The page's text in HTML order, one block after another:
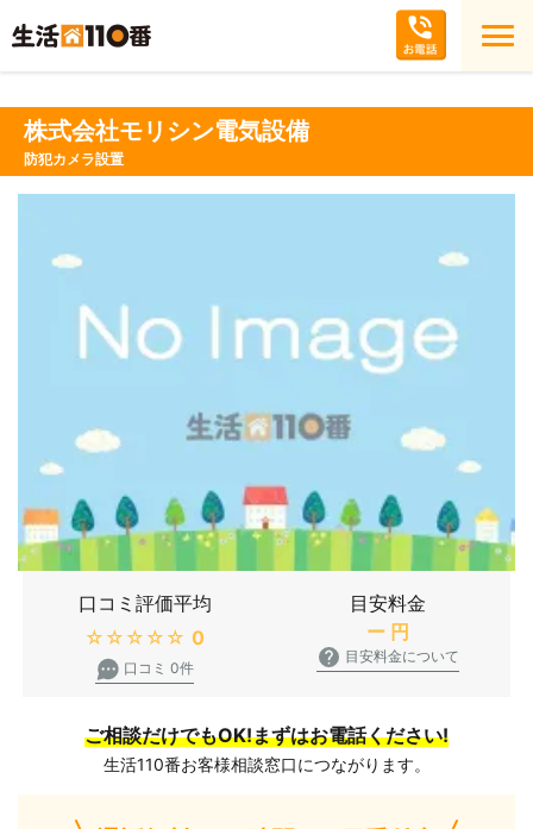
株式会社モリシン電気設備
防犯カメラ設置
口コミ評価平均
★★★★★ 0
口コミ 0件
目安料金
ー 円
目安料金について
ご相談だけでもOK!まずはお電話ください!
生活110番お客様相談窓口につながります。